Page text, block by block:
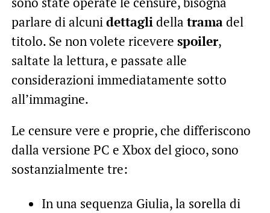
parlare di alcunidettaglidella tramadel
titolo. Se non volete ricevere spoiler,
saltate la lettura, e passate alle
considerazioni immediatamente sotto
all’immagine.
Le censure vere e proprie, che differiscono
dalla versione PC e Xbox del gioco, sono
sostanzialmente tre:
In una sequenza Giulia, la sorella di